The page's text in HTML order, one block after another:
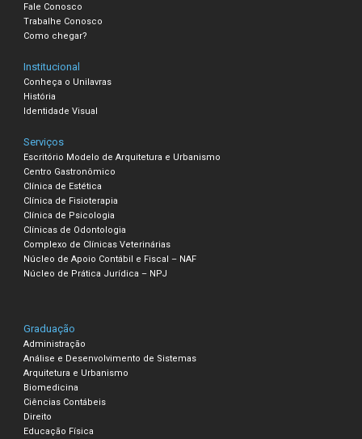
Fale Conosco
Trabalhe Conosco
Como chegar?
Institucional
Conheça o Unilavras
História
Identidade Visual
Serviços
Escritório Modelo de Arquitetura e Urbanismo
Centro Gastronômico
Clínica de Estética
Clínica de Fisioterapia
Clínica de Psicologia
Clínicas de Odontologia
Complexo de Clínicas Veterinárias
Núcleo de Apoio Contábil e Fiscal – NAF
Núcleo de Prática Jurídica – NPJ
Graduação
Administração
Análise e Desenvolvimento de Sistemas
Arquitetura e Urbanismo
Biomedicina
Ciências Contábeis
Direito
Educação Física